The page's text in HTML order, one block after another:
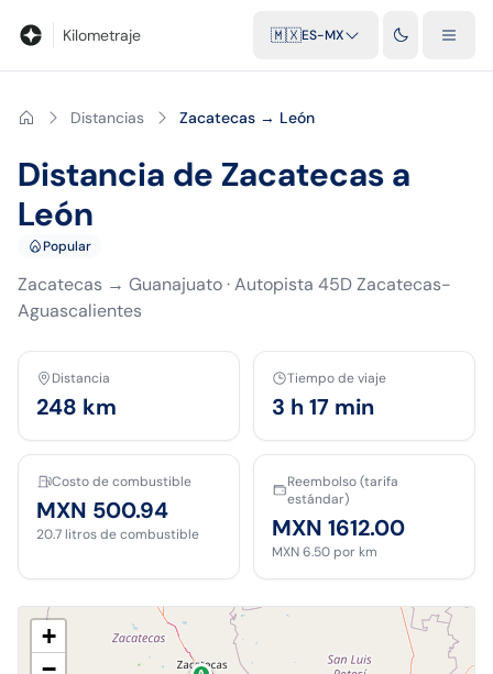
Kilometraje 🇲🇽ES-MX
Distancias Zacatecas → León
Distancia de Zacatecas a
León
Popular
Zacatecas → Guanajuato·Autopista 45D Zacatecas-
Aguascalientes
Distancia
248 km
Tiempo de viaje
3 h 17 min
Costo de combustible
MXN 500.94
20.7 litros de combustible
Reembolso (tarifa
estándar)
MXN 1612.00
MXN 6.50 por km
+